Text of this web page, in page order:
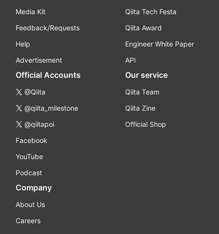
Media Kit
Feedback/Requests
Help
Advertisement
Qiita Tech Festa
Qiita Award
Engineer White Paper
API
Official Accounts
@Qiita
@qiita_milestone
@qiitapoi
Facebook
YouTube
Podcast
Our service
Qiita Team
Qiita Zine
Official Shop
Company
About Us
Careers